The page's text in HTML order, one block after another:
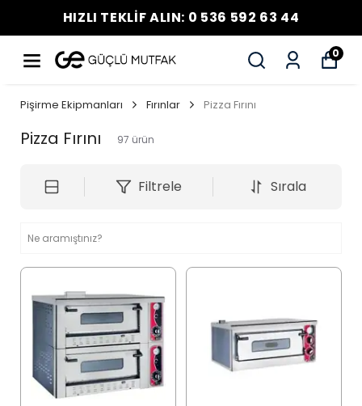
HIZLI TEKLİF ALIN: 0 536 592 63 44
0
Pişirme Ekipmanları Fırınlar Pizza Fırını
Pizza Fırını 97 ürün
Filtrele Sırala